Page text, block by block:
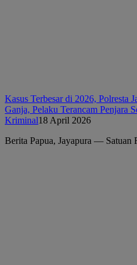
Kasus Terbesar di 2026, Polresta
Ganja, Pelaku Terancam Penjara
Kriminal18 April 2026
Berita Papua, Jayapura — Satuan